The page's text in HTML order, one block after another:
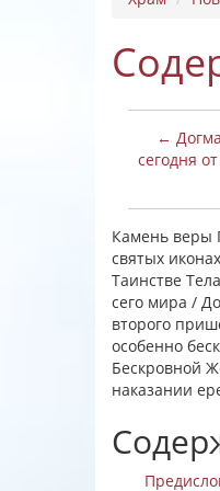
←
сегодня
Камень веры
святых
Таинстве
сего мира /
второго
особенно
Бескровной
наказании